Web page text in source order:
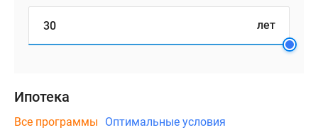
лет
Ипотека
Все программы Оптимальные условия